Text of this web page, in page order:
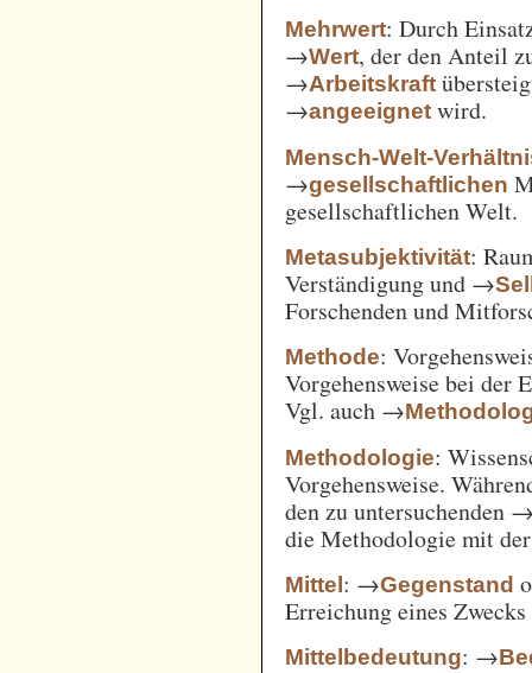
Mehrwert: Durch
→Wert, der den Anteil
→Arbeitskraft
→angeeignet wird.
Mensch-Welt-
→gesellschaftlichen
gesellschaftlichen Welt.
Metasubjektivität:
Verständigung und →
Forschenden und
Methode:
Vorgehensweise bei der
Vgl. auch →
Methodologie:
Vorgehensweise.
den zu untersuchenden
die Methodologie mit
Mittel: →Gegenstand
Erreichung eines
Mittelbedeutung: →